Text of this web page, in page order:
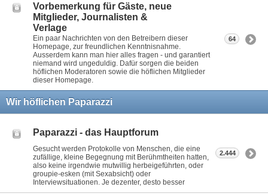
Vorbemerkung für Gäste, neue
Mitglieder, Journalisten &
Verlage
Ein paar Nachrichten von den Betreibern dieser
Homepage, zur freundlichen Kenntnisnahme.
Ausserdem kann man hier alles fragen - und garantiert
niemand wird ungeduldig. Dafür sorgen die beiden
höflichen Moderatoren sowie die höflichen Mitglieder
dieser Homepage.
64
Wir höflichen Paparazzi
Paparazzi - das Hauptforum
Gesucht werden Protokolle von Menschen, die eine
zufällige, kleine Begegnung mit Berühmtheiten hatten,
also keine irgendwie mutwillig herbeigeführten, oder
groupie-esken (mit Sexabsicht) oder
Interviewsituationen. Je dezenter, desto besser
2.444